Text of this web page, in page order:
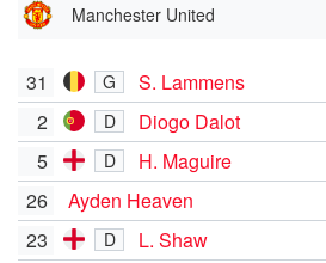
Manchester United
31 G
S. Lammens
2
D
Diogo Dalot
5
D
H. Maguire
26
Ayden Heaven
23
D L. Shaw